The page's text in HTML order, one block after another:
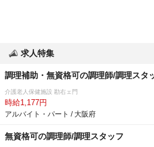
求人特集
調理補助・無資格可の調理師/調理スタ
介護老人保健施設 勘右ェ門
時給1,177円
アルバイト・パート / 大阪府
無資格可の調理師/調理スタッフ